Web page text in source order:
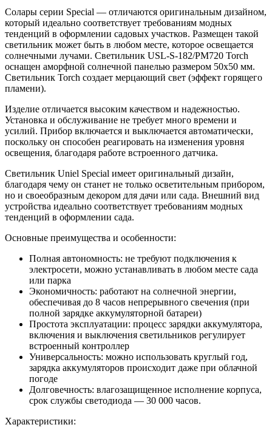
Солары серии Special — отличаются оригинальным дизайном,
который идеально соответствует требованиям модных
тенденций в оформлении садовых участков. Размещен такой
светильник может быть в любом месте, которое освещается
солнечными лучами. Светильник USL-S-182/PM720 Torch
оснащен аморфной солнечной панелью размером 50х50 мм.
Светильник Torch создает мерцающий свет (эффект горящего
пламени).
Изделие отличается высоким качеством и надежностью.
Установка и обслуживание не требует много времени и
усилий. Прибор включается и выключается автоматически,
поскольку он способен реагировать на изменения уровня
освещения, благодаря работе встроенного датчика.
Светильник Uniel Special имеет оригинальный дизайн,
благодаря чему он станет не только осветительным прибором,
но и своеобразным декором для дачи или сада. Внешний вид
устройства идеально соответствует требованиям модных
тенденций в оформлении сада.
Основные преимущества и особенности:
Полная автономность: не требуют подключения к
электросети, можно устанавливать в любом месте сада
или парка
Экономичность: работают на солнечной энергии,
обеспечивая до 8 часов непрерывного свечения (при
полной зарядке аккумуляторной батареи)
Простота эксплуатации: процесс зарядки аккумулятора,
включения и выключения светильников регулирует
встроенный контроллер
Универсальность: можно использовать круглый год,
зарядка аккумуляторов происходит даже при облачной
погоде
Долговечность: влагозащищенное исполнение корпуса,
срок службы светодиода — 30 000 часов.
Характеристики: